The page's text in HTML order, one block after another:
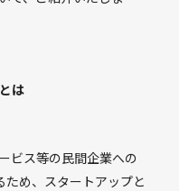
は
ビス等の民間企業への
め、スタートアップと